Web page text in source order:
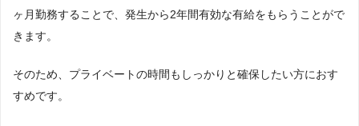
ヶ月勤務することで、発生から2年間有効な有給をもらうことがで
きます。
そのため、プライベートの時間もしっかりと確保したい方におす
すめです。